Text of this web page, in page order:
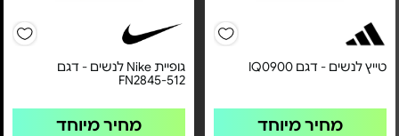
טייץ לנשים - דגם IQ0900
מחיר מיוחד
גופיית Nike לנשים - דגם
FN2845-512
מחיר מיוחד